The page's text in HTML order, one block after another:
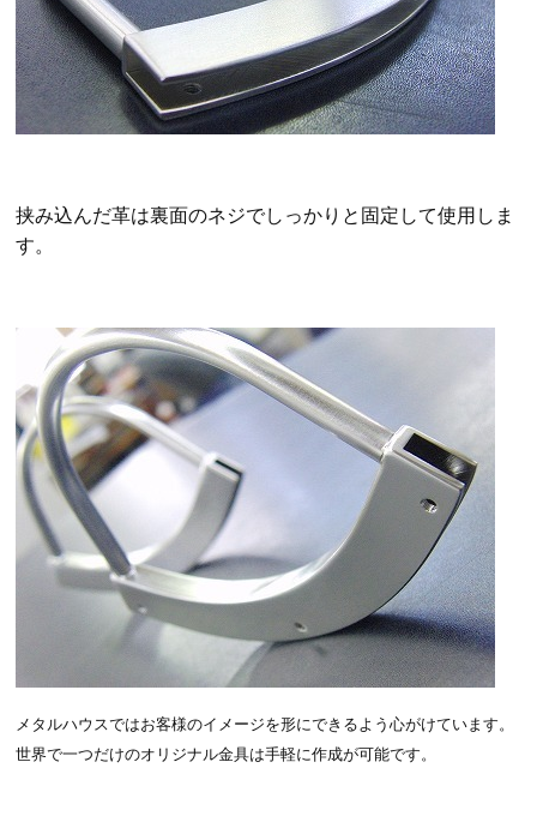
挟み込んだ革は裏面のネジでしっかりと固定して使用しま
す。
メタルハウスではお客様のイメージを形にできるよう心がけています。
世界で一つだけのオリジナル金具は手軽に作成が可能です。